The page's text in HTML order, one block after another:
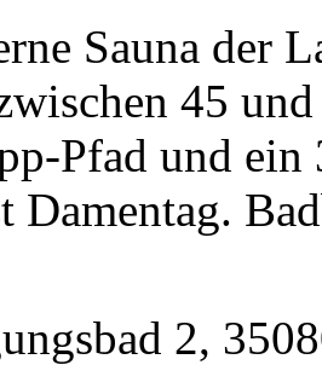
Sauna der
45
Pfad und ein
Damentag.
2,